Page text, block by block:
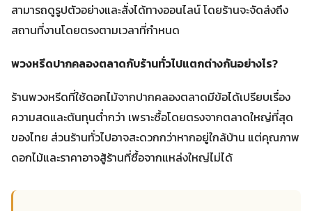
สามารถดูรูปตัวอย่างและสั่งได้ทางออนไลน์ โดยร้านจะจัดส่งถึง
สถานที่งานโดยตรงตามเวลาที่กำหนด
พวงหรีดปากคลองตลาดกับร้านทั่วไปแตกต่างกันอย่างไร?
ร้านพวงหรีดที่ใช้ดอกไม้จากปากคลองตลาดมีข้อได้เปรียบเรื่อง
ความสดและต้นทุนต่ำกว่า เพราะซื้อโดยตรงจากตลาดใหญ่ที่สุด
ของไทย ส่วนร้านทั่วไปอาจสะดวกกว่าหากอยู่ใกล้บ้าน แต่คุณภาพ
ดอกไม้และราคาอาจสู้ร้านที่ซื้อจากแหล่งใหญ่ไม่ได้